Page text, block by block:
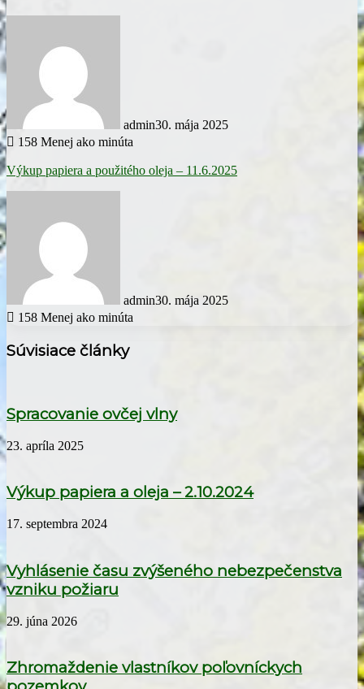
admin30. mája 2025
158 Menej ako minúta
Výkup papiera a použitého oleja – 11.6.2025
admin30. mája 2025
158 Menej ako minúta
Súvisiace články
Spracovanie ovčej vlny
23. apríla 2025
Výkup papiera a oleja – 2.10.2024
17. septembra 2024
Vyhlásenie času zvýšeného nebezpečenstva
vzniku požiaru
29. júna 2026
Zhromaždenie vlastníkov poľovníckych